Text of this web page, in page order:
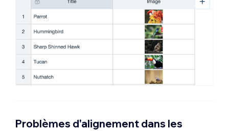
Problèmes d'alignement dans les